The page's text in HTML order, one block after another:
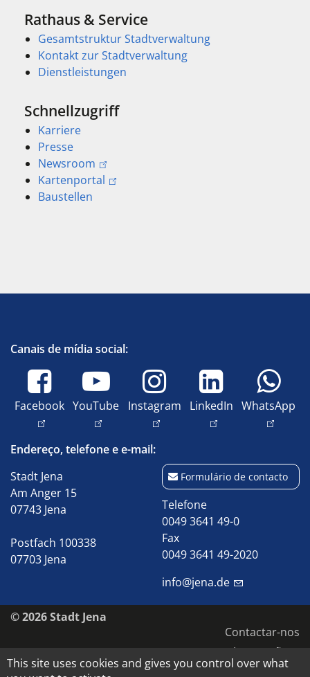
Rathaus & Service
Gesamtstruktur Stadtverwaltung
Kontakt zur Stadtverwaltung
Dienstleistungen
Schnellzugriff
Karriere
Presse
Newsroom
Kartenportal
Baustellen
Canais de mídia social:
Facebook YouTube Instagram LinkedIn WhatsApp
Endereço, telefone e e-mail:
Stadt Jena
Am Anger 15
07743 Jena
Postfach 100338
07703 Jena
Formulário de contacto
Telefone
0049 3641 49-0
Fax
0049 3641 49-2020
info@jena.de
© 2026 Stadt Jena
Contactar-nos
Impressão
Acessibilidade
This site uses cookies and gives you control over what